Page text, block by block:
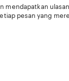
mendapatkan
pesan yang